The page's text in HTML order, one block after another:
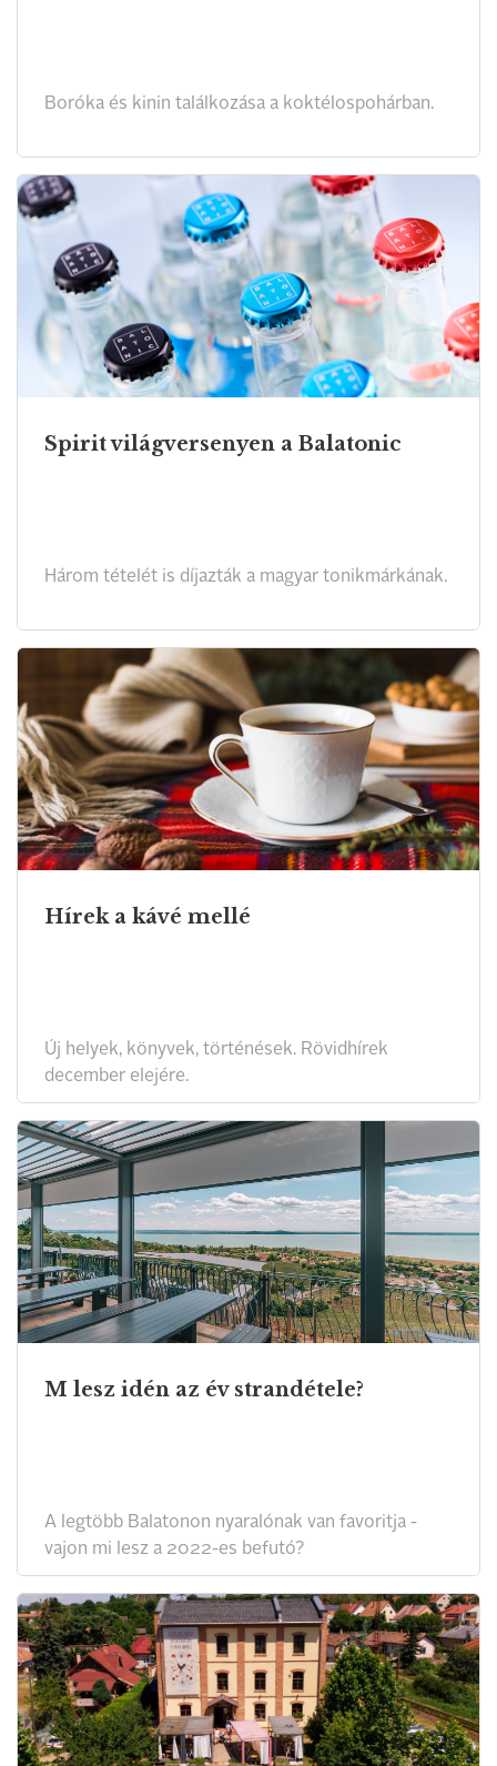
Boróka és kinin találkozása a koktélospohárban.
Spirit világversenyen a Balatonic
Három tételét is díjazták a magyar tonikmárkának.
Hírek a kávé mellé
Új helyek, könyvek, történések. Rövidhírek
december elejére.
M lesz idén az év strandétele?
A legtöbb Balatonon nyaralónak van favoritja -
vajon mi lesz a 2022-es befutó?